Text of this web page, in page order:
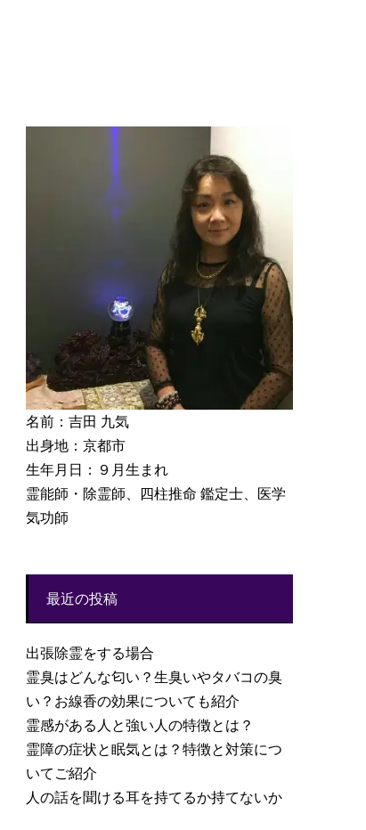
名前：吉田 九気
出身地：京都市
生年月日：９月生まれ
霊能師・除霊師、四柱推命 鑑定士、医学
気功師
最近の投稿
出張除霊をする場合
霊臭はどんな匂い？生臭いやタバコの臭
い？お線香の効果についても紹介
霊感がある人と強い人の特徴とは？
霊障の症状と眠気とは？特徴と対策につ
いてご紹介
人の話を聞ける耳を持てるか持てないか